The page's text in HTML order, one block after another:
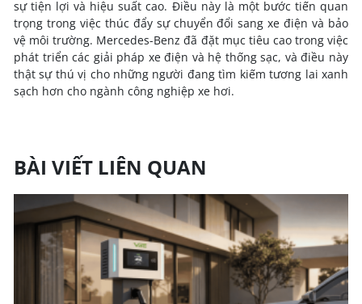
sự tiện lợi và hiệu suất cao. Điều này là một bước tiến quan
trọng trong việc thúc đẩy sự chuyển đổi sang xe điện và bảo
vệ môi trường. Mercedes-Benz đã đặt mục tiêu cao trong việc
phát triển các giải pháp xe điện và hệ thống sạc, và điều này
thật sự thú vị cho những người đang tìm kiếm tương lai xanh
sạch hơn cho ngành công nghiệp xe hơi.
BÀI VIẾT LIÊN QUAN